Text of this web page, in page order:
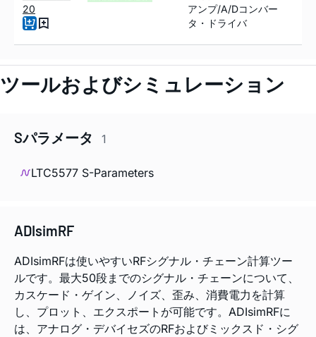
20
アンプ/A/Dコンバー
タ・ドライバ
ツールおよびシミュレーション
Sパラメータ 1
LTC5577 S-Parameters
ADIsimRF
ADIsimRFは使いやすいRFシグナル・チェーン計算ツー
ルです。最大50段までのシグナル・チェーンについて、
カスケード・ゲイン、ノイズ、歪み、消費電力を計算
し、プロット、エクスポートが可能です。ADIsimRFに
は、アナログ・デバイセズのRFおよびミックスド・シグ